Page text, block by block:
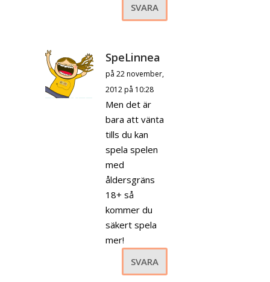
SVARA
SpeLinnea
på 22 november,
2012 på 10:28
Men det är
bara att vänta
tills du kan
spela spelen
med
åldersgräns
18+ så
kommer du
säkert spela
mer!
SVARA